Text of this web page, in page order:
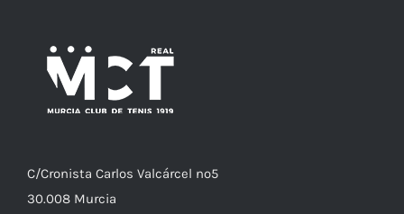
C/Cronista Carlos Valcárcel nº5
30.008 Murcia